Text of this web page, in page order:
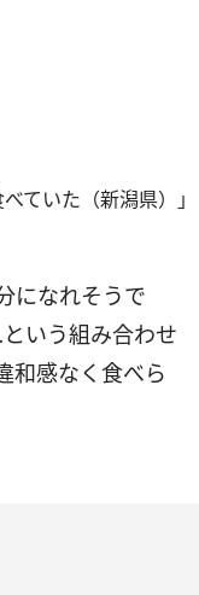
ていた（新潟県）」
になれそうで
いう組み合わせ
和感なく食べら